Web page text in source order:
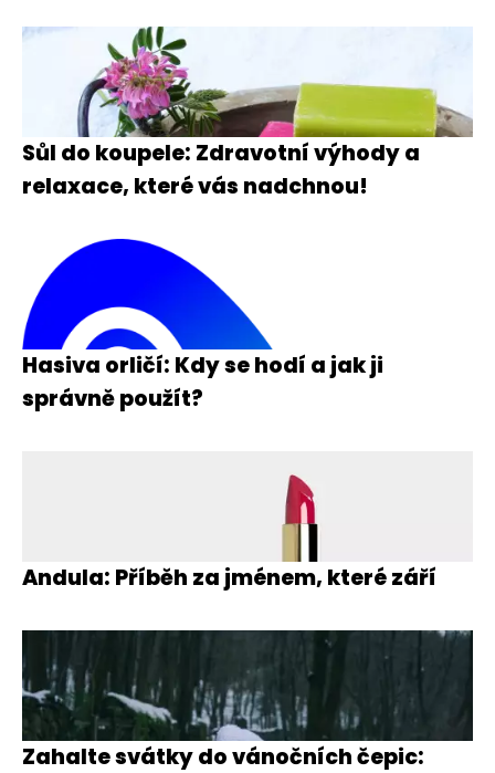
Sůl do koupele: Zdravotní výhody a
relaxace, které vás nadchnou!
Hasiva orličí: Kdy se hodí a jak ji
správně použít?
Andula: Příběh za jménem, které září
Zahalte svátky do vánočních čepic: